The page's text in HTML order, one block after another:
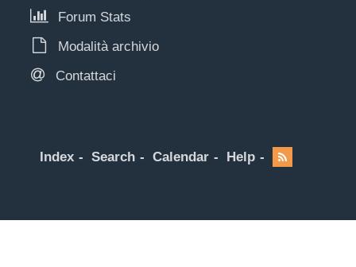
Forum Stats
Modalità archivio
Contattaci
Index Search Calendar Help